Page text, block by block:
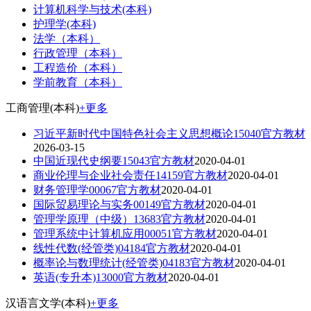
计算机科学与技术(本科)
护理学(本科)
法学（本科）
行政管理（本科）
工程造价（本科）
学前教育（本科）
工商管理(本科)+更多
习近平新时代中国特色社会主义思想概论15040官方教材
2026-03-15
中国近现代史纲要15043官方教材2020-04-01
商业伦理与企业社会责任14159官方教材2020-04-01
财务管理学00067官方教材2020-04-01
国际贸易理论与实务00149官方教材2020-04-01
管理学原理（中级）13683官方教材2020-04-01
管理系统中计算机应用00051官方教材2020-04-01
线性代数(经管类)04184官方教材2020-04-01
概率论与数理统计(经管类)04183官方教材2020-04-01
英语(专升本)13000官方教材2020-04-01
汉语言文学(本科)+更多